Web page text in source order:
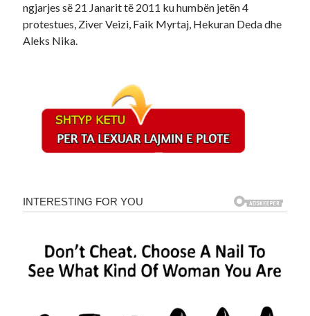
ngjarjes së 21 Janarit të 2011 ku humbën jetën 4
protestues, Ziver Veizi, Faik Myrtaj, Hekuran Deda dhe
Aleks Nika.